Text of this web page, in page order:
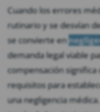
Cuando los errores
rutinario y se desvían
se convierte en
demanda legal viable
compensación
requisitos para
una negligencia